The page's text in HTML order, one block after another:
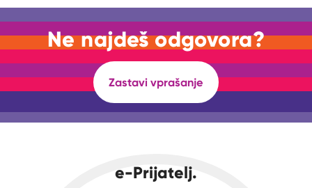
Ne najdeš odgovora?
Zastavi vprašanje
e-Prijatelj.